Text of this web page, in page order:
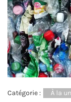
Catégorie : À la